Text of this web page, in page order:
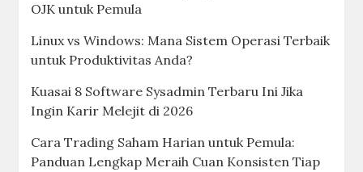
OJK untuk Pemula
Linux vs Windows: Mana Sistem Operasi Terbaik
untuk Produktivitas Anda?
Kuasai 8 Software Sysadmin Terbaru Ini Jika
Ingin Karir Melejit di 2026
Cara Trading Saham Harian untuk Pemula:
Panduan Lengkap Meraih Cuan Konsisten Tiap